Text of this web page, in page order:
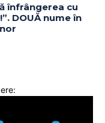
înfrângerea cu
DOUĂ nume în